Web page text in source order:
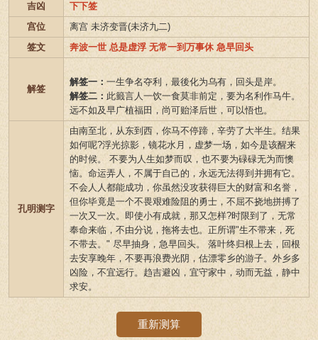
吉凶
下下签
宫位
离宫 未济变晋(未济九二)
签文
奔波一世 总是虚浮 无常一到万事休 急早回头
解签
解签一： 一生争名夺利，最後化为乌有，回头是岸。
解签二： 此籤言人一饮一食莫非前定，要为名利作马牛。
远不如及早广植福田，尚可贻泽后世，可以悟也。
孔明测字
由南至北，从东到西，你马不停蹄，辛劳了大半生。结果
如何呢?浮光掠影，镜花水月，虚梦一场，如今是该醒来
的时候。 不要为人生如梦而叹，也不要为碌碌无为而懊
恼。命运弄人，不属于自己的，永远无法得到并拥有它。
不会人人都能成功，你虽然没攻获得巨大的财富和名誉，
但你毕竟是一个不畏艰难险阻的勇士，不屈不挠地拼搏了
一次又一次。即使小有成就，那又怎样?时限到了，无常
奉命来临，不由分说，拖将去也。正所谓"生不带来，死
不带去。" 尽早抽身，急早回头。 落叶终归根上去，回根
去安享晚年，不要再浪费光阴，估漂零乡的游子。外乡多
凶险，不宜远行。趋吉避凶，宜守家中，动而无益，静中
求安。
重新测算